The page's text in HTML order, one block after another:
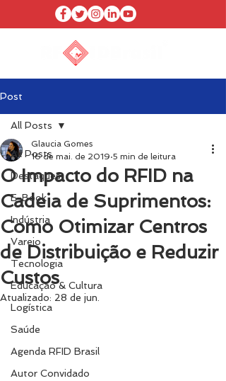
Post
All Posts
Destaques
E-Book
Indústria
Varejo
Tecnologia
Educação & Cultura
Logística
Saúde
Agenda RFID Brasil
Autor Convidado
All Posts
O Impacto do RFID na
Cadeia de Suprimentos:
Como Otimizar Centros
de Distribuição e Reduzir
Custos
Glaucia Gomes
16 de mai. de 2019 5 min de leitura
Atualizado: 28 de jun.